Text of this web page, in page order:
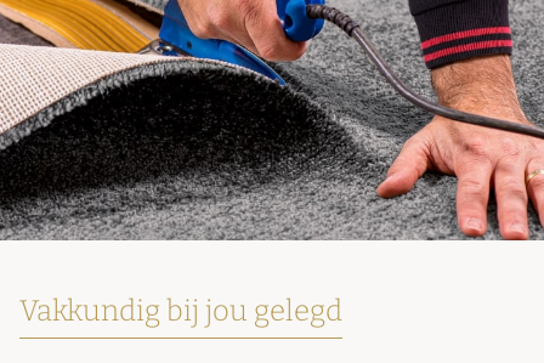
Vakkundig bij jou gelegd